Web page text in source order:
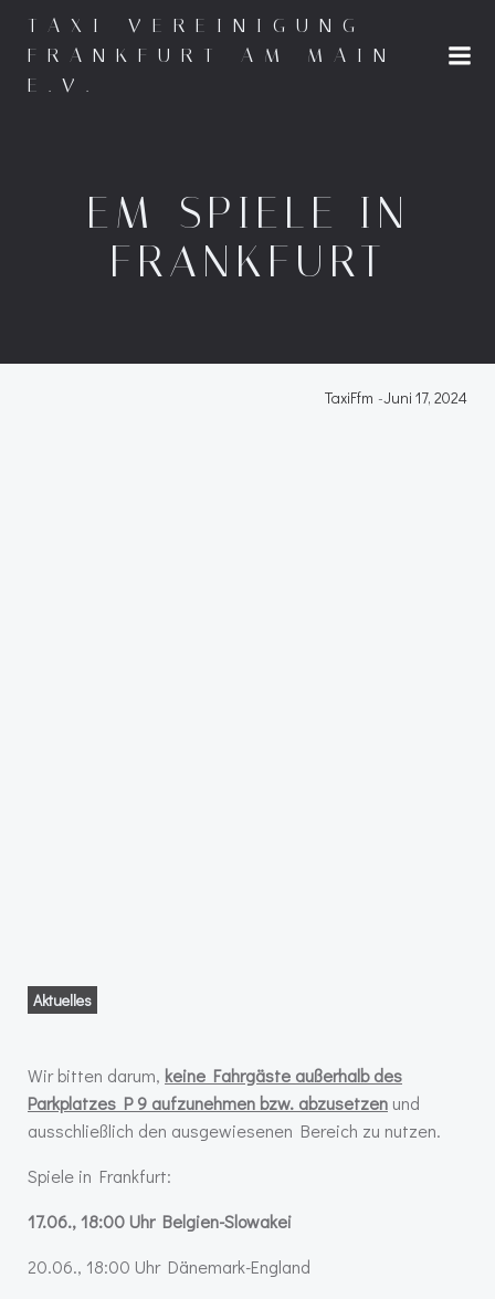
Inhalt
springen
TAXI-VEREINIGUNG
FRANKFURT AM MAIN
E.V.
EM-SPIELE IN
FRANKFURT
TaxiFfm -Juni 17, 2024
Aktuelles
Wir bitten darum, keine Fahrgäste außerhalb des
Parkplatzes P 9 aufzunehmen bzw. abzusetzen und
ausschließlich den ausgewiesenen Bereich zu nutzen.
Spiele in Frankfurt:
17.06., 18:00 Uhr Belgien-Slowakei
20.06., 18:00 Uhr Dänemark-England